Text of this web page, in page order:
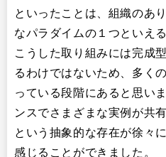
といったことは、組織のあ
なパラダイムの１つといえ
こうした取り組みには完成
るわけではないため、多く
っている段階にあると思い
ンスでさまざまな実例が共
という抽象的な存在が徐々
感じることができました。